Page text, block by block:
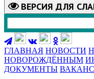
ВЕРСИЯ ДЛЯ
ГЛАВНАЯ НОВОСТИ
НОВОРОЖДЁННЫМ
ДОКУМЕНТЫ